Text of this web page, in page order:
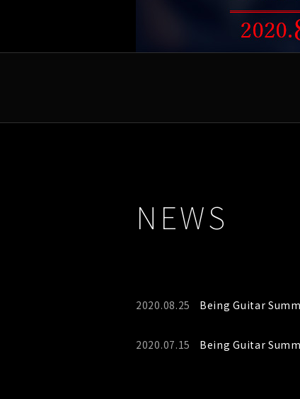
NEWS
2020.08.25 Being Guitar Summit
2020.07.15 Being Guitar